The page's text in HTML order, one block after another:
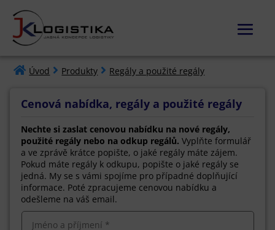
 Úvod  Produkty  Regály a použité regály
Cenová nabídka, regály a použité regály
Nechte si zaslat cenovou nabídku na nové regály,
použité regály nebo na odkup regálů.Vyplňte formulář
a ve zprávě krátce popište, o jaké regály máte zájem.
Pokud máte regály k odkupu, popište o jaké regály se
jedná. My se s vámi spojíme pro případné doplňující
informace. Poté zpracujeme cenovou nabídku a
odešleme na váš email.